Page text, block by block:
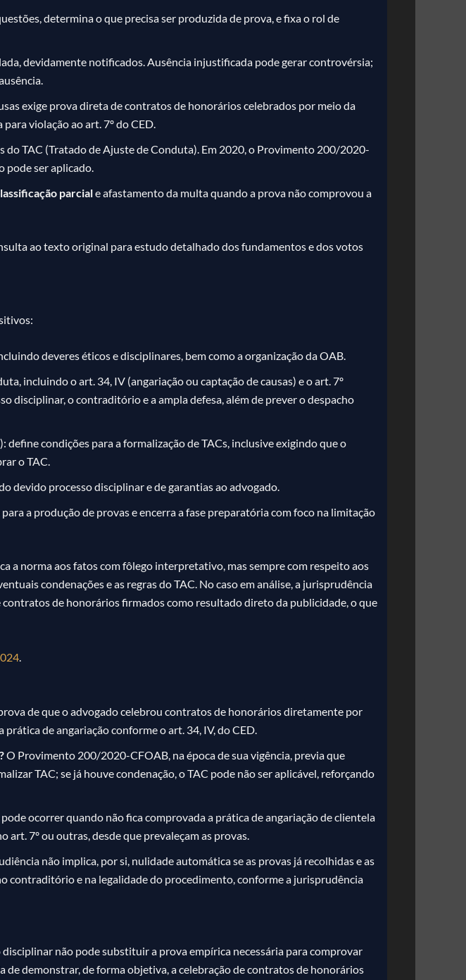
determina o que precisa ser produzida de prova, e fixa o rol de
devidamente notificados. Ausência injustificada pode gerar controvérsia;
exige prova direta de contratos de honorários celebrados por meio da
violação ao art. 7º do CED.
do TAC (Tratado de Ajuste de Conduta). Em 2020, o Provimento 200/2020-
pode ser aplicado.
parciale afastamento da multa quando a prova não comprovou a
ao texto original para estudo detalhado dos fundamentos e dos votos
deveres éticos e disciplinares, bem como a organização da OAB.
incluindo o art. 34, IV (angariação ou captação de causas) e o art. 7º
disciplinar, o contraditório e a ampla defesa, além de prever o despacho
define condições para a formalização de TACs, inclusive exigindo que o
o TAC.
devido processo disciplinar e de garantias ao advogado.
a produção de provas e encerra a fase preparatória com foco na limitação
a norma aos fatos com fôlego interpretativo, mas sempre com respeito aos
condenações e as regras do TAC. No caso em análise, a jurisprudência
contratos de honorários firmados como resultado direto da publicidade, o que
de que o advogado celebrou contratos de honorários diretamente por
de angariação conforme o art. 34, IV, do CED.
O Provimento 200/2020-CFOAB, na época de sua vigência, previa que
TAC; se já houve condenação, o TAC pode não ser aplicável, reforçando
ocorrer quando não fica comprovada a prática de angariação de clientela
art. 7º ou outras, desde que prevaleçam as provas.
não implica, por si, nulidade automática se as provas já recolhidas e as
contraditório e na legalidade do procedimento, conforme a jurisprudência
não pode substituir a prova empírica necessária para comprovar
de demonstrar, de forma objetiva, a celebração de contratos de honorários